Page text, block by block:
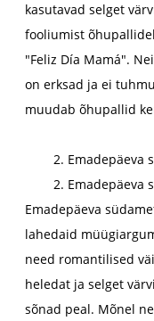
kasutavad selget
fooliumist
"Feliz Día Mamá".
on erksad ja ei
muudab õhupallid
2. Emadepäeva
2. Emadepäeva
Emadepäeva
lahedaid
need romantilised
heledat ja selget
sõnad peal. Mõnel